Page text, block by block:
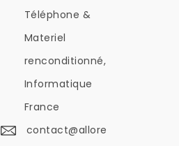
Téléphone &
Materiel
renconditionné,
Informatique
France
contact@allore